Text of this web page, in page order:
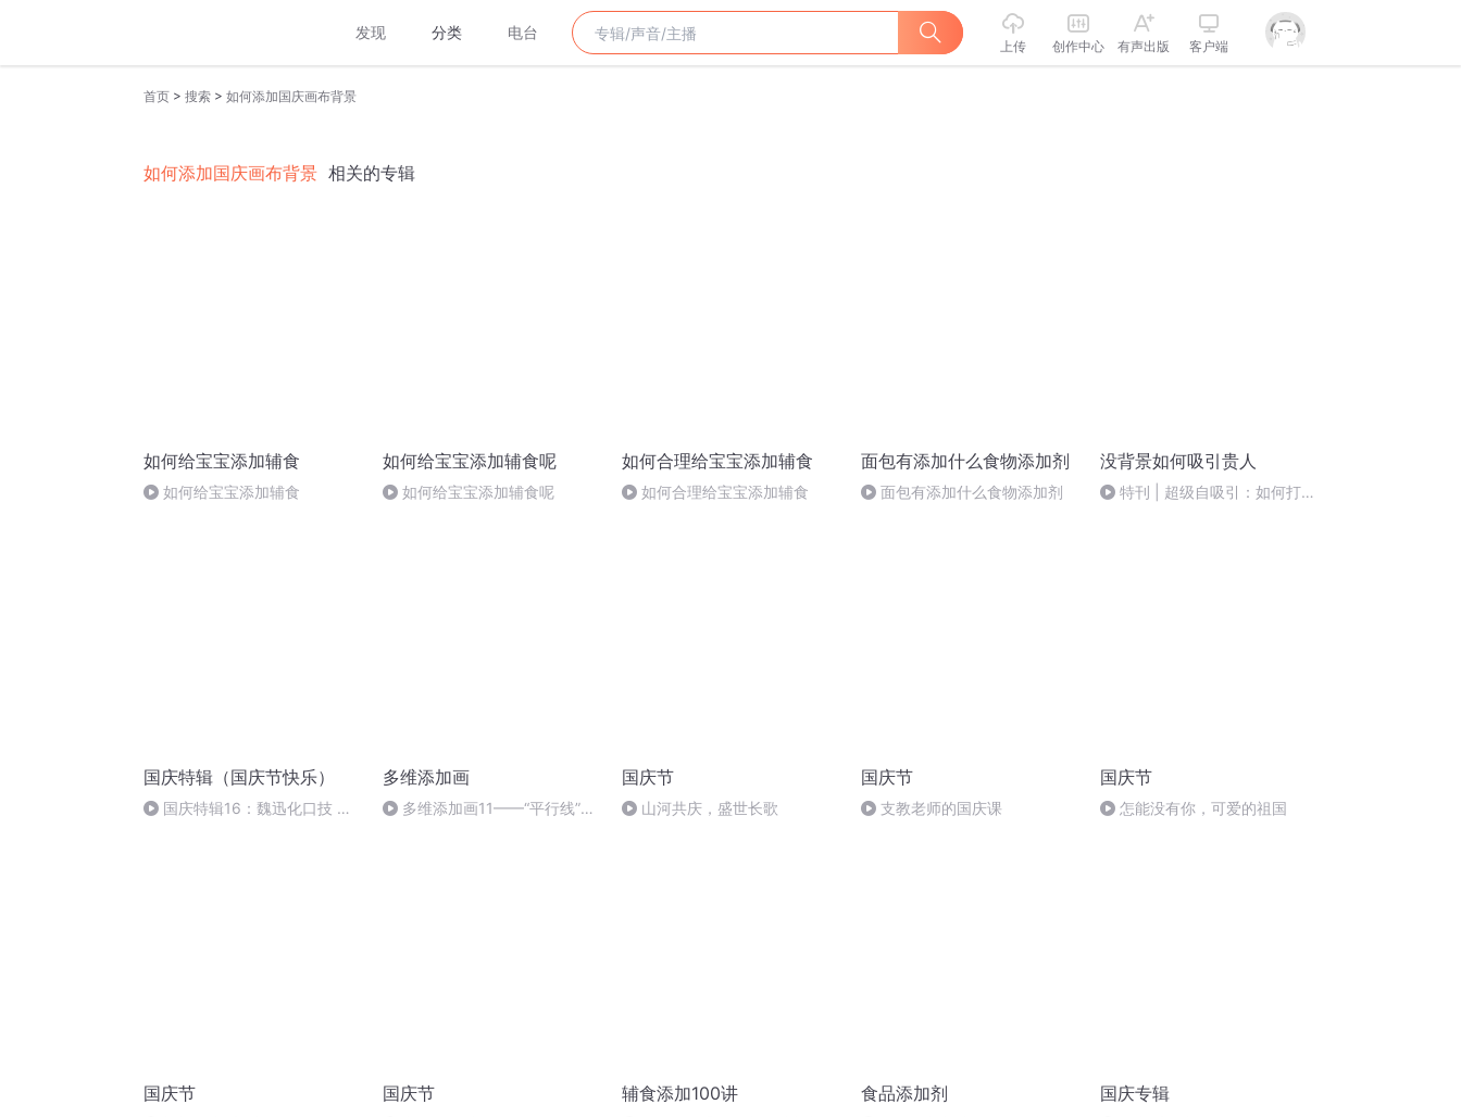
发现 分类 电台
上传 创作中心 有声出版 客户端
首页 > 搜索 > 如何添加国庆画布背景
如何添加国庆画布背景 相关的专辑
如何给宝宝添加辅食
如何给宝宝添加辅食
如何给宝宝添加辅食呢
如何给宝宝添加辅食呢
如何合理给宝宝添加辅食
如何合理给宝宝添加辅食
面包有添加什么食物添加剂
面包有添加什么食物添加剂
没背景如何吸引贵人
特刊 | 超级自吸引：如何打造
国庆特辑（国庆节快乐）
国庆特辑16：魏迅化口技 二
多维添加画
多维添加画11——“平行线”添
国庆节
山河共庆，盛世长歌
国庆节
支教老师的国庆课
国庆节
怎能没有你，可爱的祖国
国庆节 国庆节 辅食添加100讲 食品添加剂 国庆专辑